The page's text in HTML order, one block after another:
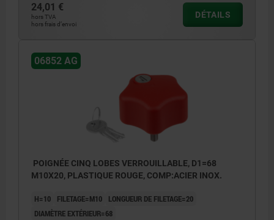
24,01 €
hors TVA
hors frais d’envoi
DÉTAILS
06852 AG
POIGNÉE CINQ LOBES VERROUILLABLE, D1=68
M10X20, PLASTIQUE ROUGE, COMP:ACIER INOX.
H=10 FILETAGE=M10
LONGUEUR DE FILETAGE=20
DIAMÈTRE EXTÉRIEUR=68